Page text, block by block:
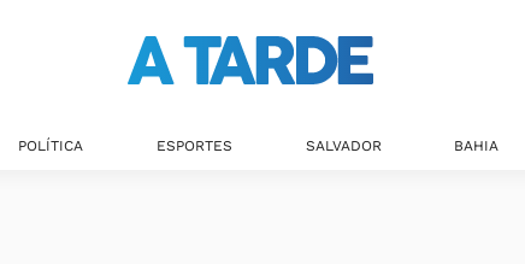
POLÍTICA ESPORTES SALVADOR BAHIA